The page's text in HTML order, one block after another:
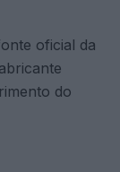
oficial da
do